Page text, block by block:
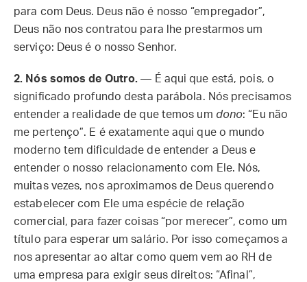
para com Deus. Deus não é nosso “empregador”,
Deus não nos contratou para lhe prestarmos um
serviço: Deus é o nosso Senhor.
2. Nós somos de Outro.— É aqui que está, pois, o
significado profundo desta parábola. Nós precisamos
entender a realidade de que temos um dono: “Eu não
me pertenço”. E é exatamente aqui que o mundo
moderno tem dificuldade de entender a Deus e
entender o nosso relacionamento com Ele. Nós,
muitas vezes, nos aproximamos de Deus querendo
estabelecer com Ele uma espécie de relação
comercial, para fazer coisas “por merecer”, como um
título para esperar um salário. Por isso começamos a
nos apresentar ao altar como quem vem ao RH de
uma empresa para exigir seus direitos: “Afinal”,